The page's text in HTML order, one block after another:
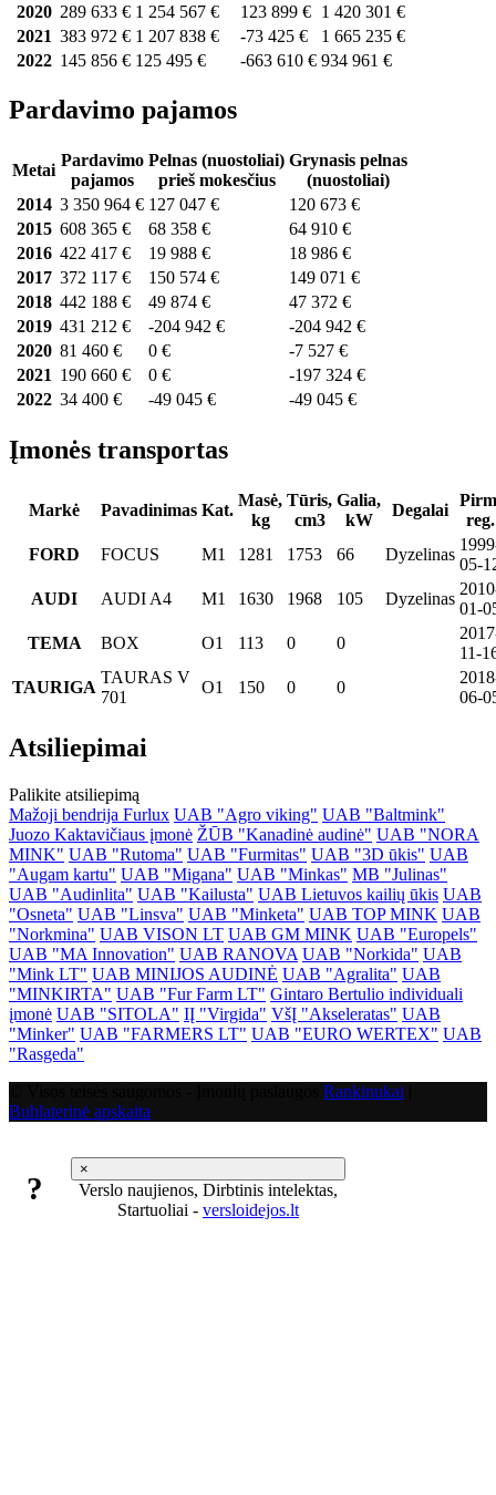
2020 289 633 € 1 254 567 € 123 899 € 1 420 301 €
2021 383 972 € 1 207 838 € -73 425 €
1 665 235 €
2022 145 856 € 125 495 € -663 610 € 934 961 €
Pardavimo pajamos
Metai
Pardavimo
pajamos
Pelnas (nuostoliai)
prieš mokesčius
Grynasis pelnas
(nuostoliai)
2014 3 350 964 € 127 047 €
120 673 €
2015 608 365 € 68 358 €
64 910 €
2016 422 417 € 19 988 €
18 986 €
2017 372 117 € 150 574 €
149 071 €
2018 442 188 € 49 874 €
47 372 €
2019 431 212 € -204 942 €
-204 942 €
2020 81 460 € 0 €
-7 527 €
2021 190 660 € 0 €
-197 324 €
2022 34 400 € -49 045 € -49 045 €
Įmonės transportas
Markė Pavadinimas Kat.
Masė,
kg
Tūris,
cm3
Galia,
kW
Degalai
reg.
FORD
FOCUS M1 1281 1753 66 Dyzelinas
05-
AUDI
AUDI A4 M1 1630 1968 105 Dyzelinas
01-
TEMA
BOX O1 113 0 0
11-
TAURIGA
TAURAS V
701
O1 150 0 0
06-
Atsiliepimai
Palikite atsiliepimą
Mažoji bendrija Furlux UAB "Agro viking" UAB "Baltmink"
Juozo Kaktavičiaus įmonė ŽŪB "Kanadinė audinė" UAB "NORA
MINK" UAB "Rutoma" UAB "Furmitas" UAB "3D ūkis" UAB
"Augam kartu" UAB "Migana" UAB "Minkas" MB "Julinas"
UAB "Audinlita" UAB "Kailusta" UAB Lietuvos kailių ūkis UAB
"Osneta" UAB "Linsva" UAB "Minketa" UAB TOP MINK UAB
"Norkmina" UAB VISON LT UAB GM MINK UAB "Europels"
UAB "MA Innovation" UAB RANOVA UAB "Norkida" UAB
"Mink LT" UAB MINIJOS AUDINĖ UAB "Agralita" UAB
"MINKIRTA" UAB "Fur Farm LT" Gintaro Bertulio individuali
įmonė UAB "SITOLA" IĮ "Virgida" VšĮ "Akseleratas" UAB
"Minker" UAB "FARMERS LT" UAB "EURO WERTEX" UAB
"Rasgeda"
Rankinukai
Buhlaterinė apskaita
×
?
Verslo naujienos, Dirbtinis intelektas,
Startuoliai - versloidejos.lt